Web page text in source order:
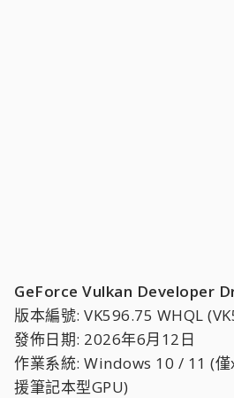
GeForce Vulkan Developer
版本編號: VK596.75 WHQL
發佈日期: 2026年6月12日
作業系統: Windows 10 / 11 (
援筆記本型GPU)